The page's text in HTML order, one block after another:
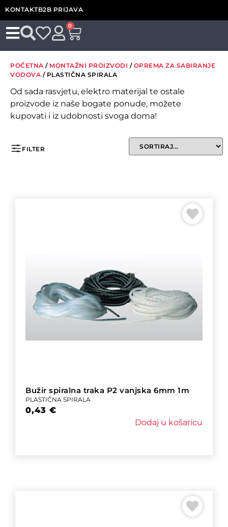
KONTAKTB2B PRIJAVA
0
POČETNA / MONTAŽNI PROIZVODI / OPREMA ZA SABIRANJE
VODOVA / PLASTIČNA SPIRALA
Od sada rasvjetu, elektro materijal te ostale
proizvode iz naše bogate ponude, možete
kupovati i iz udobnosti svoga doma!
FILTER
Bužir spiralna traka P2 vanjska 6mm 1m
PLASTIČNA SPIRALA
0,43 €
Dodaj u košaricu